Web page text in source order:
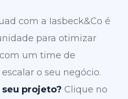
com a Iasbeck&Co é
para otimizar
um time de
o seu negócio.
projeto? Clique no